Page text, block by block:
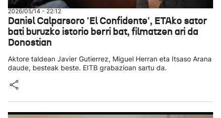
2026/05/14 - 22:12
Daniel Calparsoro 'El Confidente', ETAko sator
bati buruzko istorio berri bat, filmatzen ari da
Donostian
Aktore taldean Javier Gutierrez, Miguel Herran eta Itsaso Arana
daude, besteak beste. EITB grabazioan sartu da.